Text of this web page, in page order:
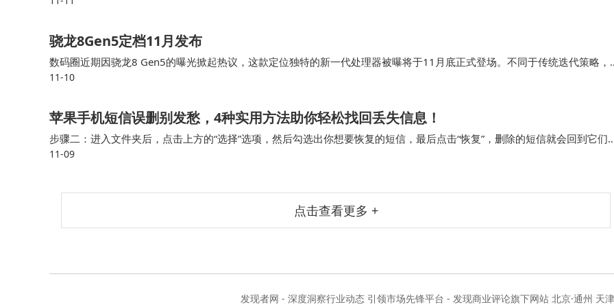
调却震撼地推出了星闪E2.0技术，这一举动犹如在无线音频领域投下了一颗重磅炸弹，预示着蓝牙时代即将迎来重大变革。
骁龙8Gen5定档11月发布
数码圈近期因骁龙8 Gen5的曝光掀起热议，这款定位独特的新一代处理器被曝将于11月底正式登场。不同于传统迭代策略，
采用旗舰级架构与中端定价的组合，在性能与成本间寻求突破，引发消费者对“高性能普惠化”的期待。据供应链消息，首批搭载
11-10
苹果手机短信误删别发愁，4种实用方法助你轻松找回丢失信息！
步骤二：进入文件夹后，点击上方的“选择”选项，然后勾选出你想要恢复的短信，最后点击“恢复”，删除的短信就会回到它们
来的位置。 苹果短信恢复方法4.运营商协助原本满心期待地收到一条重要的手机短信，还没好好看…
11-09
点击查看更多 +
发现者网 - 深度洞察行业动态 引领市场先锋平台 - 发现商业评论旗下网站 北京·通州 天